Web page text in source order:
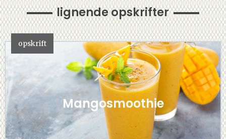
lignende opskrifter
opskrift
Mangosmoothie